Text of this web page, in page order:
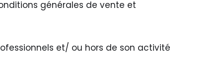
générales de vente et
et/ ou hors de son activité